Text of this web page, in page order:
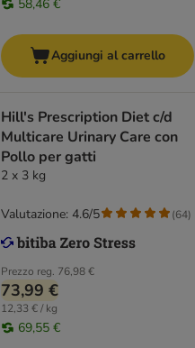
58,46 €
Aggiungi al carrello
Hill's Prescription Diet c/d
Multicare Urinary Care con
Pollo per gatti
2 x 3 kg
Prezzo reg. 76,98 €
73,99 €
12,33 € / kg
69,55 €
Valutazione: 4.6/5 (64)